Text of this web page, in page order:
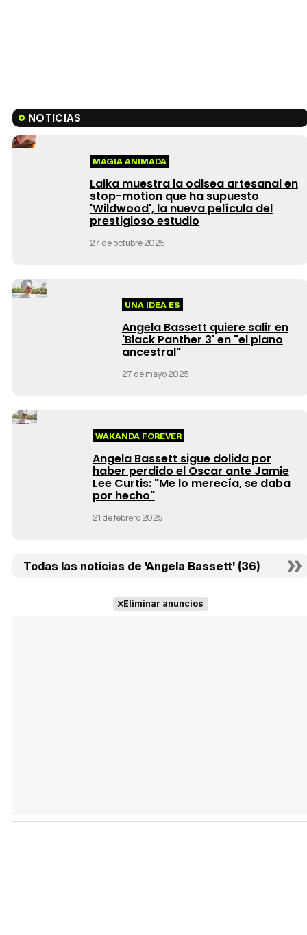
NOTICIAS
MAGIA ANIMADA
Laika muestra la odisea artesanal en
stop-motion que ha supuesto
'Wildwood', la nueva película del
prestigioso estudio
27 de octubre 2025
UNA IDEA ES
Angela Bassett quiere salir en
'Black Panther 3' en "el plano
ancestral"
27 de mayo 2025
WAKANDA FOREVER
Angela Bassett sigue dolida por
haber perdido el Oscar ante Jamie
Lee Curtis: "Me lo merecía, se daba
por hecho"
21 de febrero 2025
Todas las noticias de 'Angela Bassett' (36)
Eliminar anuncios